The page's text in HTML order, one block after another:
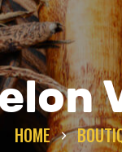
HOME